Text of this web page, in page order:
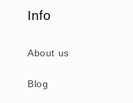
Info
About us
Blog